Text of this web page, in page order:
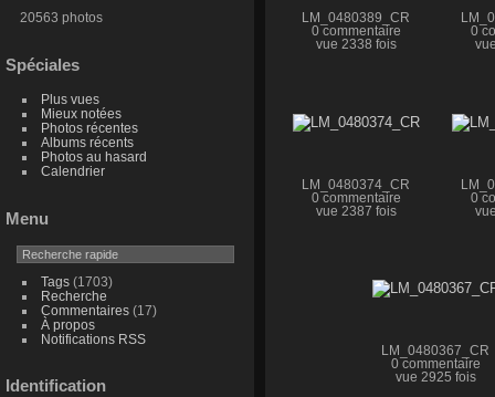
20563 photos
Spéciales
Plus vues
Mieux notées
Photos récentes
Albums récents
Photos au hasard
Calendrier
Menu
Tags(1703)
Recherche
Commentaires(17)
À propos
Notifications RSS
Identification
LM_0480389_CR
0 commentaire
vue 2338 fois
0
LM_0480374_CR
0 commentaire
vue 2387 fois
0
LM_0480367_CR
0 commentaire
vue 2925 fois